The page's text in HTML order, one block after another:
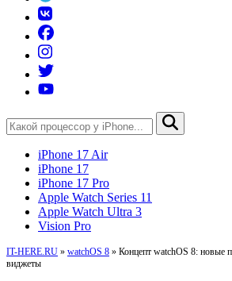
iPhone 17 Air
iPhone 17
iPhone 17 Pro
Apple Watch Series 11
Apple Watch Ultra 3
Vision Pro
IT-HERE.RU » watchOS 8 » Концепт watchOS 8: новые
виджеты